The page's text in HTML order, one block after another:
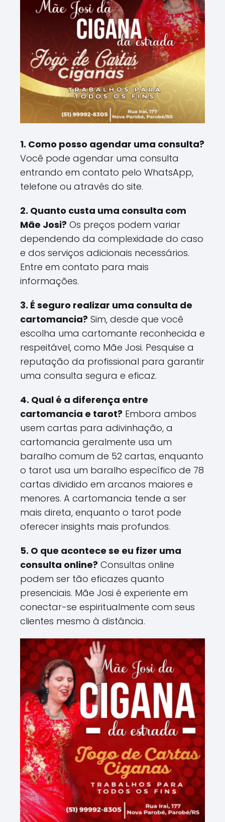
1. Como posso agendar uma consulta?
Você pode agendar uma consulta
entrando em contato pelo WhatsApp,
telefone ou através do site.
2. Quanto custa uma consulta com
Mãe Josi? Os preços podem variar
dependendo da complexidade do caso
e dos serviços adicionais necessários.
Entre em contato para mais
informações.
3. É seguro realizar uma consulta de
cartomancia? Sim, desde que você
escolha uma cartomante reconhecida e
respeitável, como Mãe Josi. Pesquise a
reputação da profissional para garantir
uma consulta segura e eficaz.
4. Qual é a diferença entre
cartomancia e tarot? Embora ambos
usem cartas para adivinhação, a
cartomancia geralmente usa um
baralho comum de 52 cartas, enquanto
o tarot usa um baralho específico de 78
cartas dividido em arcanos maiores e
menores. A cartomancia tende a ser
mais direta, enquanto o tarot pode
oferecer insights mais profundos​.
5. O que acontece se eu fizer uma
consulta online? Consultas online
podem ser tão eficazes quanto
presenciais. Mãe Josi é experiente em
conectar-se espiritualmente com seus
clientes mesmo à distância​.